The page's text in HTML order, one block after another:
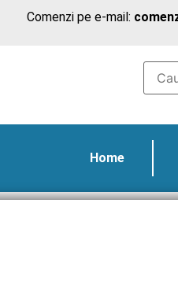
Comenzi pe e-mail:
Home